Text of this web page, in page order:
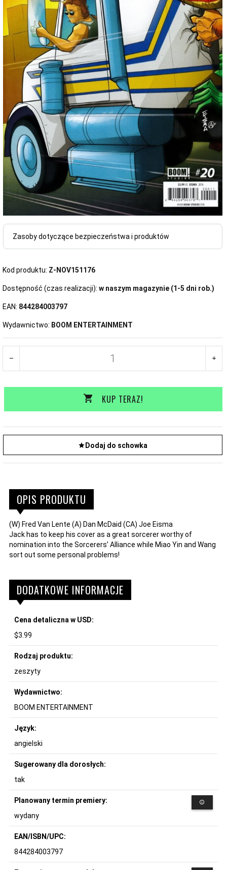
Zasoby dotyczące bezpieczeństwa i produktów
Kod produktu: Z-NOV151176
Dostępność (czas realizacji): w naszym magazynie (1-5 dni rob.)
EAN: 844284003797
Wydawnictwo: BOOM ENTERTAINMENT
KUP TERAZ!
Dodaj do schowka
OPIS PRODUKTU
(W) Fred Van Lente (A) Dan McDaid (CA) Joe Eisma
Jack has to keep his cover as a great sorcerer worthy of
nomination into the Sorcerers’ Alliance while Miao Yin and Wang
sort out some personal problems!
DODATKOWE INFORMACJE
Cena detaliczna w USD:
$3.99
Rodzaj produktu:
zeszyty
Wydawnictwo:
BOOM ENTERTAINMENT
Język:
angielski
Sugerowany dla dorosłych:
tak
Planowany termin premiery:
wydany
EAN/ISBN/UPC:
844284003797